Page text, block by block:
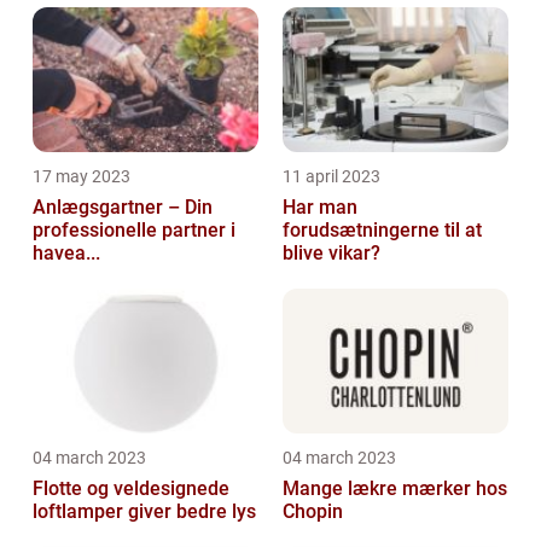
17 may 2023
Anlægsgartner – Din
professionelle partner i
havea...
11 april 2023
Har man
forudsætningerne til at
blive vikar?
04 march 2023
Flotte og veldesignede
loftlamper giver bedre lys
04 march 2023
Mange lækre mærker hos
Chopin